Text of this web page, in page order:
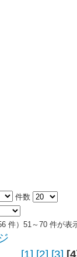
件数
件）51～70 件が表
[1] [2] [3]